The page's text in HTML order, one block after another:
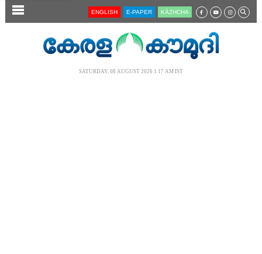
SECTIONS ENGLISH E-PAPER KĀZHCHA
SATURDAY, 08 AUGUST 2026 1.17 AM IST